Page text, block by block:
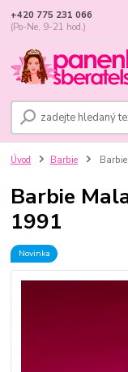
+420 775 231 066
(Po-Ne, 9-21 hod.)
Úvod Barbie
Barbie
1991
Novinka